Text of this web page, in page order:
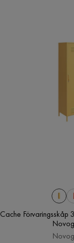
Cache Förvaringsskåp